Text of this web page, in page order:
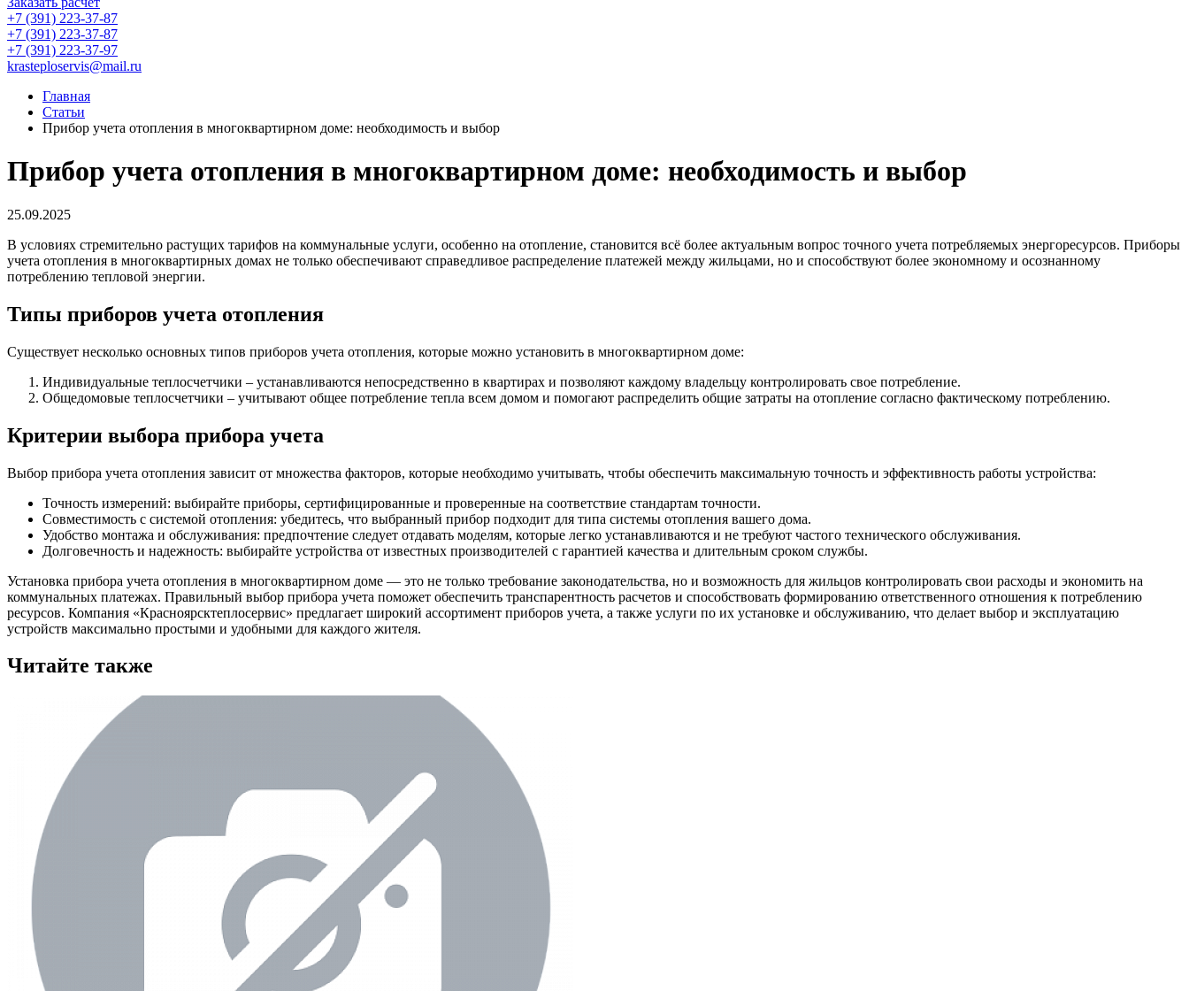
+7 (391) 223-37-87
+7 (391) 223-37-87
+7 (391) 223-37-97
krasteploservis@mail.ru
Главная
Статьи
Прибор учета отопления в многоквартирном доме: необходимость и выбор
Прибор учета отопления в многоквартирном доме: необходимость и выбор
25.09.2025
В условиях стремительно растущих тарифов на коммунальные услуги, особенно на отопление, становится всё более актуальным вопрос точного учета потребляемых энергоресурсов. Приборы
учета отопления в многоквартирных домах не только обеспечивают справедливое распределение платежей между жильцами, но и способствуют более экономному и осознанному
потреблению тепловой энергии.
Типы приборов учета отопления
Существует несколько основных типов приборов учета отопления, которые можно установить в многоквартирном доме:
Индивидуальные теплосчетчики – устанавливаются непосредственно в квартирах и позволяют каждому владельцу контролировать свое потребление.
Общедомовые теплосчетчики – учитывают общее потребление тепла всем домом и помогают распределить общие затраты на отопление согласно фактическому потреблению.
Критерии выбора прибора учета
Выбор прибора учета отопления зависит от множества факторов, которые необходимо учитывать, чтобы обеспечить максимальную точность и эффективность работы устройства:
Точность измерений: выбирайте приборы, сертифицированные и проверенные на соответствие стандартам точности.
Совместимость с системой отопления: убедитесь, что выбранный прибор подходит для типа системы отопления вашего дома.
Удобство монтажа и обслуживания: предпочтение следует отдавать моделям, которые легко устанавливаются и не требуют частого технического обслуживания.
Долговечность и надежность: выбирайте устройства от известных производителей с гарантией качества и длительным сроком службы.
Установка прибора учета отопления в многоквартирном доме — это не только требование законодательства, но и возможность для жильцов контролировать свои расходы и экономить на
коммунальных платежах. Правильный выбор прибора учета поможет обеспечить транспарентность расчетов и способствовать формированию ответственного отношения к потреблению
ресурсов. Компания «Красноярсктеплосервис» предлагает широкий ассортимент приборов учета, а также услуги по их установке и обслуживанию, что делает выбор и эксплуатацию
устройств максимально простыми и удобными для каждого жителя.
Читайте также